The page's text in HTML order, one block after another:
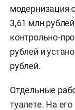
модернизация
3,61 млн
контрольно-
рублей и
рублей.
Отдельные
туалете. На